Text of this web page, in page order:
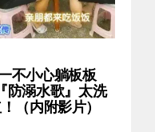
不小心躺板板
防溺水歌』太洗
（内附影片）